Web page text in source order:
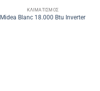
ΚΛΙΜΑΤΙΣΜΌΣ
Midea Blanc 18.000 Btu Inverter